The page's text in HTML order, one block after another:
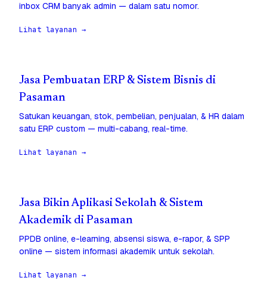
inbox CRM banyak admin — dalam satu nomor.
Lihat layanan →
Jasa Pembuatan ERP & Sistem Bisnis di
Pasaman
Satukan keuangan, stok, pembelian, penjualan, & HR dalam
satu ERP custom — multi-cabang, real-time.
Lihat layanan →
Jasa Bikin Aplikasi Sekolah & Sistem
Akademik di Pasaman
PPDB online, e-learning, absensi siswa, e-rapor, & SPP
online — sistem informasi akademik untuk sekolah.
Lihat layanan →